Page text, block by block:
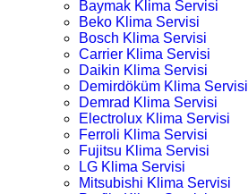
Baymak Klima Servisi
Beko Klima Servisi
Bosch Klima Servisi
Carrier Klima Servisi
Daikin Klima Servisi
Demirdöküm Klima Servisi
Demrad Klima Servisi
Electrolux Klima Servisi
Ferroli Klima Servisi
Fujitsu Klima Servisi
LG Klima Servisi
Mitsubishi Klima Servisi